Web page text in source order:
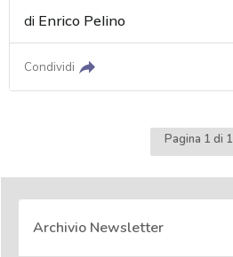
di Enrico Pelino
Condividi
Pagina 1 di 1
Archivio Newsletter